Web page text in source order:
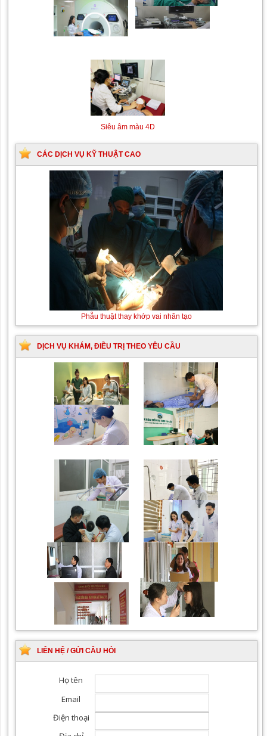
Siêu âm Doppler xuyên
sọ
Kỹ thuật chụp mạch máu
não bằng hệ thống chụp
Siêu âm màu 4D
CÁC DỊCH VỤ KỸ THUẬT CAO
Phẫu thuật thay khớp
vai nhân tạo
Thay máu sơ sinh do bất đồng
nhóm máu
DỊCH VỤ KHÁM, ĐIỀU TRỊ THEO YÊU CẦU
Trung tâm chăm sóc mẹ
bầu và sau sinh
Khám bệnh nhân mắc
các bệnh lý về xương,
khớp
Chiếu tia Plasma lạnh hỗ
trợ điều trị vết thương
Khám bệnh nhân sau
phẫu thuật
Khám Ngoại khoa
Đội ngũ hướng dẫn
chuyên nghiệp, tận tình
LIÊN HỆ / GỬI CÂU HỎI